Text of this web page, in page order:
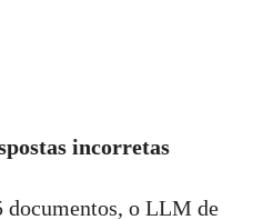
incorretas
documentos, o LLM de